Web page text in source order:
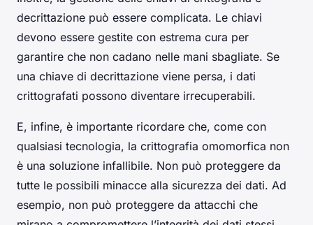
decrittazione può essere complicata. Le chiavi
devono essere gestite con estrema cura per
garantire che non cadano nelle mani sbagliate. Se
una chiave di decrittazione viene persa, i dati
crittografati possono diventare irrecuperabili.
E, infine, è importante ricordare che, come con
qualsiasi tecnologia, la crittografia omomorfica non
è una soluzione infallibile. Non può proteggere da
tutte le possibili minacce alla sicurezza dei dati. Ad
esempio, non può proteggere da attacchi che